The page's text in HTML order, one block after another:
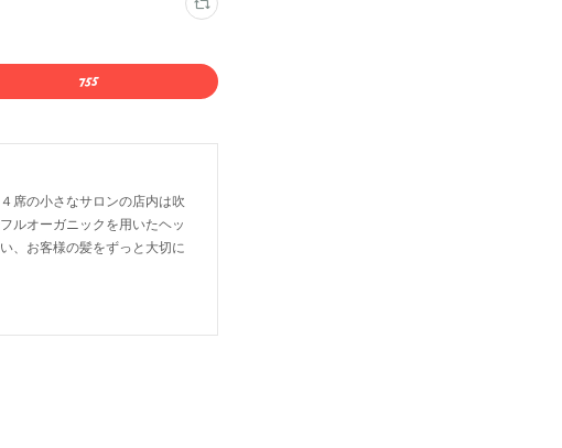
席の小さなサロンの店内は吹
ルオーガニックを用いたヘッ
、お客様の髪をずっと大切に